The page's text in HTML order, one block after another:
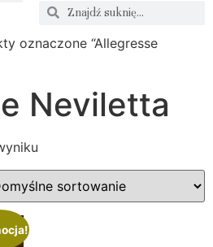
oznaczone “Allegresse
Neviletta